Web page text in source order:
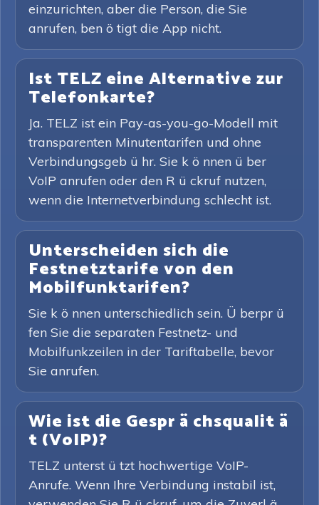
einzurichten, aber die Person, die Sie
anrufen, ben ö tigt die App nicht.
Ist TELZ eine Alternative zur
Telefonkarte?
Ja. TELZ ist ein Pay-as-you-go-Modell mit
transparenten Minutentarifen und ohne
Verbindungsgeb ü hr. Sie k ö nnen ü ber
VoIP anrufen oder den R ü ckruf nutzen,
wenn die Internetverbindung schlecht ist.
Unterscheiden sich die
Festnetztarife von den
Mobilfunktarifen?
Sie k ö nnen unterschiedlich sein. Ü berpr ü
fen Sie die separaten Festnetz- und
Mobilfunkzeilen in der Tariftabelle, bevor
Sie anrufen.
Wie ist die Gespr ä chsqualit ä
t (VoIP)?
TELZ unterst ü tzt hochwertige VoIP-
Anrufe. Wenn Ihre Verbindung instabil ist,